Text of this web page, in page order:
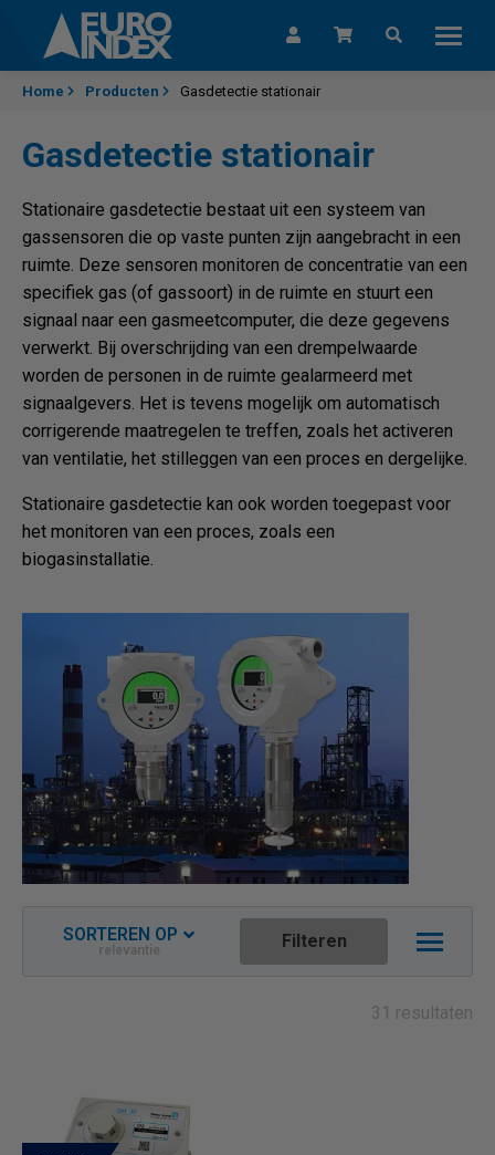
Skip to content
Home Producten Gasdetectie stationair
Gasdetectie stationair
Stationaire gasdetectie bestaat uit een systeem van
gassensoren die op vaste punten zijn aangebracht in een
ruimte. Deze sensoren monitoren de concentratie van een
specifiek gas (of gassoort) in de ruimte en stuurt een
signaal naar een gasmeetcomputer, die deze gegevens
verwerkt. Bij overschrijding van een drempelwaarde
worden de personen in de ruimte gealarmeerd met
signaalgevers. Het is tevens mogelijk om automatisch
corrigerende maatregelen te treffen, zoals het activeren
van ventilatie, het stilleggen van een proces en dergelijke.
Stationaire gasdetectie kan ook worden toegepast voor
het monitoren van een proces, zoals een
biogasinstallatie.
SORTEREN OP
relevantie
Nieuwste aflopend
Prijs oplopend
Filteren
31 resultaten